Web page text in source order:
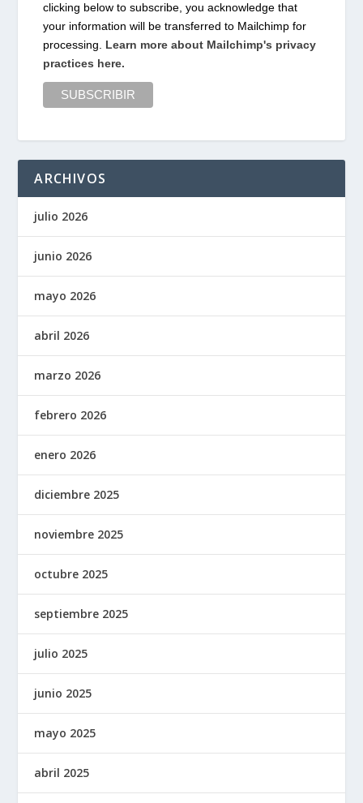
clicking below to subscribe, you acknowledge that
your information will be transferred to Mailchimp for
processing. Learn more about Mailchimp's privacy
practices here.
ARCHIVOS
julio 2026
junio 2026
mayo 2026
abril 2026
marzo 2026
febrero 2026
enero 2026
diciembre 2025
noviembre 2025
octubre 2025
septiembre 2025
julio 2025
junio 2025
mayo 2025
abril 2025